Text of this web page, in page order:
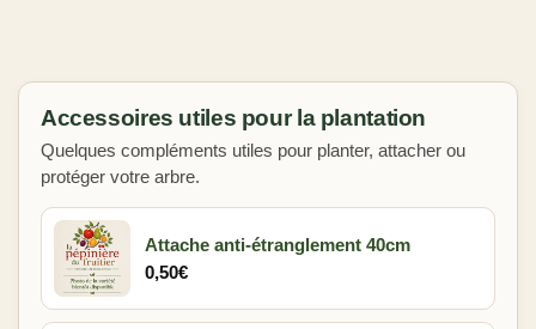
Accessoires utiles pour la plantation
Quelques compléments utiles pour planter, attacher ou
protéger votre arbre.
Attache anti-étranglement 40cm
0,50€